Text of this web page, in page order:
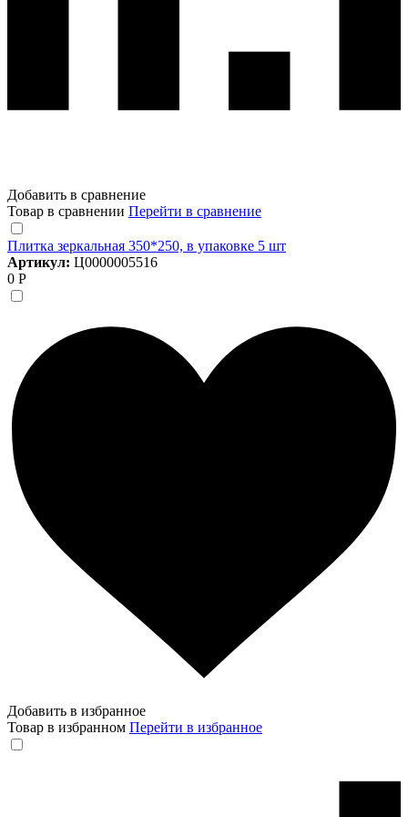
Добавить в сравнение
Товар в сравнении Перейти в сравнение
Плитка зеркальная 350*250, в упаковке 5 шт
Артикул: Ц0000005516
0 Р
Добавить в избранное
Товар в избранном Перейти в избранное